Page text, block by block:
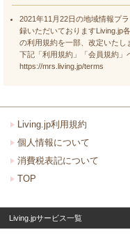
2021年11月22日の地域情報プ
録いただいておりますLiving.jp
の利用規約を一部、改定いたし
下記「利用規約」「会員規約」
https://mrs.living.jp/terms
Living.jp利用規約
個人情報について
消費税表記について
TOP
Living.jpサービス一覧